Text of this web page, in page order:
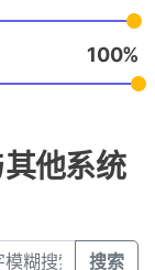
100
他系统
搜索